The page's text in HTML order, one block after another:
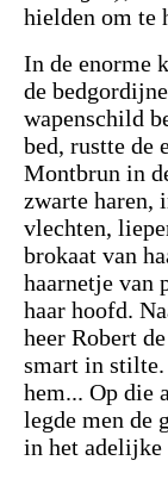
hielden om te
In de enorme
de
wapenschild
bed, rustte de
Montbrun in
zwarte haren,
vlechten,
brokaat van
haarnetje van
haar hoofd.
heer Robert
smart in stilte.
hem... Op die
legde men de
in het adelijke